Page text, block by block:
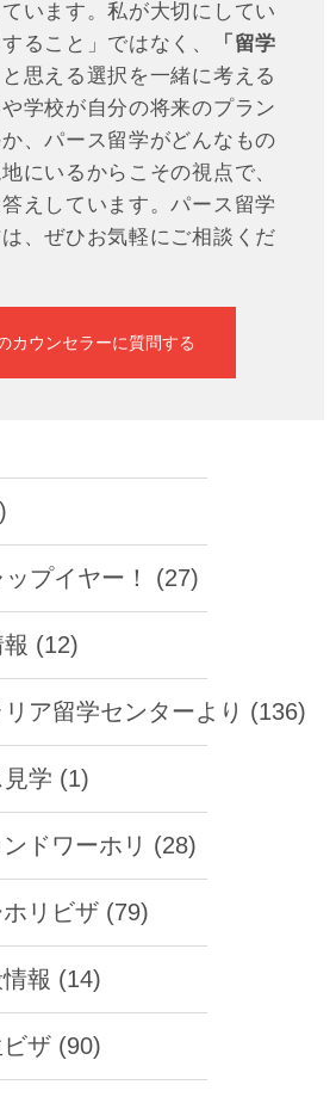
います。私が大切にしてい
ること」ではなく、
「留学
と思える選択を一緒に考える
学校が自分の将来のプラン
、パース留学がどんなもの
にいるからこその視点で、
えしています。パース留学
、ぜひお気軽にご相談くだ
カウンセラーに質問する
プイヤー！ (27)
(12)
ア留学センターより (136)
学 (1)
ドワーホリ (28)
リビザ (79)
報 (14)
ザ (90)